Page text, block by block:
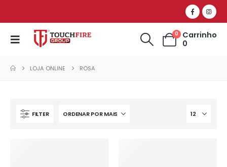
0
Carrinho
0
LOJA ONLINE ROSA
FILTER